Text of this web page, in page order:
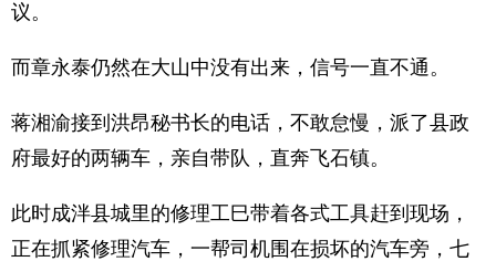
议。
而章永泰仍然在大山中没有出来，信号一直不通。
蒋湘渝接到洪昂秘书长的电话，不敢怠慢，派了县政
府最好的两辆车，亲自带队，直奔飞石镇。
此时成泮县城里的修理工巳带着各式工具赶到现场，
正在抓紧修理汽车，一帮司机围在损坏的汽车旁，七